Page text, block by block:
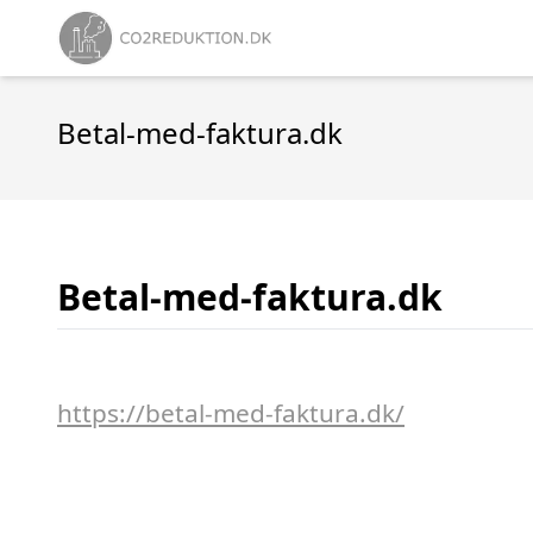
Betal-med-faktura.dk
Betal-med-faktura.dk
https://betal-med-faktura.dk/